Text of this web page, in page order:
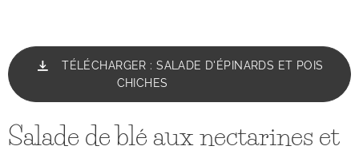
TÉLÉCHARGER : SALADE D'ÉPINARDS ET POIS
CHICHES
Salade de blé aux nectarines et